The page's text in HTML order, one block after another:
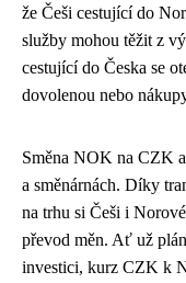
že Češi cestující do
služby mohou těžit z
cestující do Česka se
dovolenou nebo
Směna NOK na CZK
a směnárnách. Díky
na trhu si Češi i
převod měn. Ať už
investici, kurz CZK k